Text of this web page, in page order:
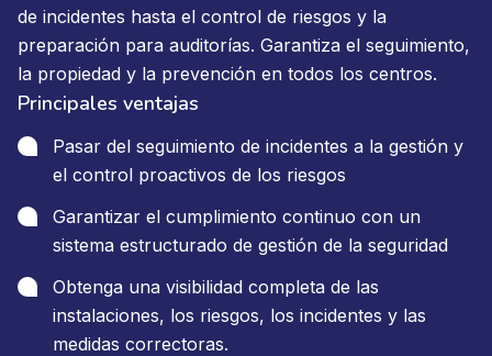
de incidentes hasta el control de riesgos y la
preparación para auditorías. Garantiza el seguimiento,
la propiedad y la prevención en todos los centros.
Principales ventajas
Pasar del seguimiento de incidentes a la gestión y
el control proactivos de los riesgos
Garantizar el cumplimiento continuo con un
sistema estructurado de gestión de la seguridad
Obtenga una visibilidad completa de las
instalaciones, los riesgos, los incidentes y las
medidas correctoras.